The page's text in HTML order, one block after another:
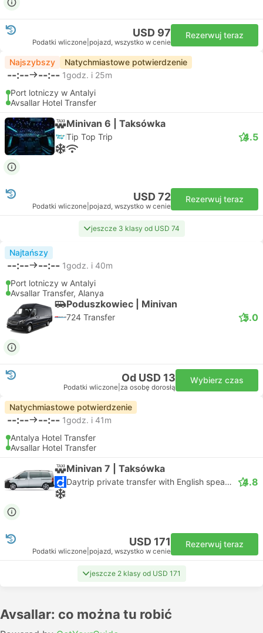
USD 97
Podatki wliczone pojazd, wszystko w cenie
Rezerwuj teraz
Najszybszy Natychmiastowe potwierdzenie
--:-- --:-- 1godz. i 25m
Port lotniczy w Antalyi
Avsallar Hotel Transfer
Minivan 6 | Taksówka
Tip Top Trip 4.5
USD 72
Podatki wliczone pojazd, wszystko w cenie
Rezerwuj teraz
jeszcze 3 klasy od USD 74
Najtańszy
--:-- --:-- 1godz. i 40m
Port lotniczy w Antalyi
Avsallar Transfer, Alanya
Poduszkowiec | Minivan
724 Transfer 5.0
Od USD 13
Podatki wliczone za osobę dorosłą
Wybierz czas
Natychmiastowe potwierdzenie
--:-- --:-- 1godz. i 41m
Antalya Hotel Transfer
Avsallar Hotel Transfer
Minivan 7 | Taksówka
Daytrip private transfer with English speaking driver 4.8
USD 171
Podatki wliczone pojazd, wszystko w cenie
Rezerwuj teraz
jeszcze 2 klasy od USD 171
Avsallar: co można tu robić